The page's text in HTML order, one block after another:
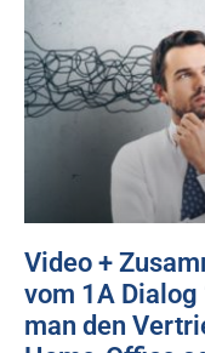
Video +
vom 1A Dialog
man den